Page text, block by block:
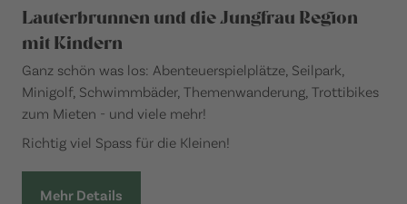
Lauterbrunnen und die Jungfrau Region
mit Kindern
Ganz schön was los: Abenteuerspielplätze, Seilpark,
Minigolf, Schwimmbäder, Themenwanderung, Trottibikes
zum Mieten - und viele mehr!
Richtig viel Spass für die Kleinen!
Mehr Details